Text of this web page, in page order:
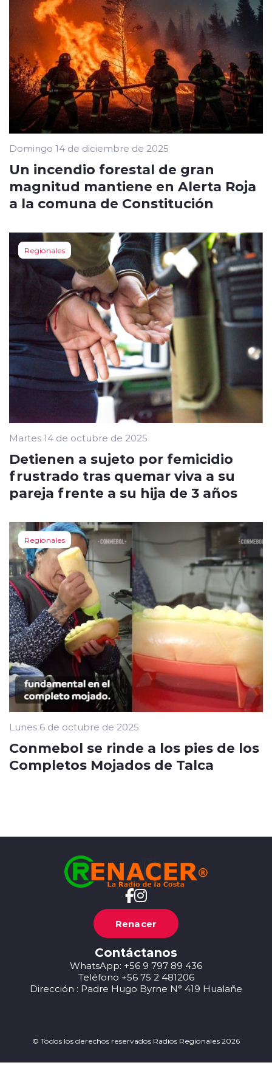
Domingo 14 de diciembre de 2025
Un incendio forestal de gran
magnitud mantiene en Alerta Roja
a la comuna de Constitución
Regionales
Martes 14 de octubre de 2025
Detienen a sujeto por femicidio
frustrado tras quemar viva a su
pareja frente a su hija de 3 años
Regionales
Lunes 6 de octubre de 2025
Conmebol se rinde a los pies de los
Completos Mojados de Talca
Renacer
Contáctanos
WhatsApp: +56 9 797 89 436
Teléfono +56 75 2 481206
Dirección : Padre Hugo Byrne N° 419 Hualañe
© Todos los derechos reservados Radios Regionales 2026